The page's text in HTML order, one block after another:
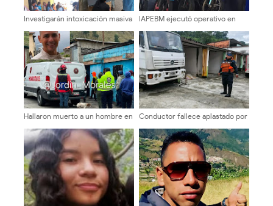
Investigarán intoxicación masiva
Bolivariano "Llano de El Anís" de
Chiguará
IAPEBM ejecutó operativo en
motos y cierre de licorerías
Hallaron muerto a un hombre en
Conductor fallece aplastado por
Vega